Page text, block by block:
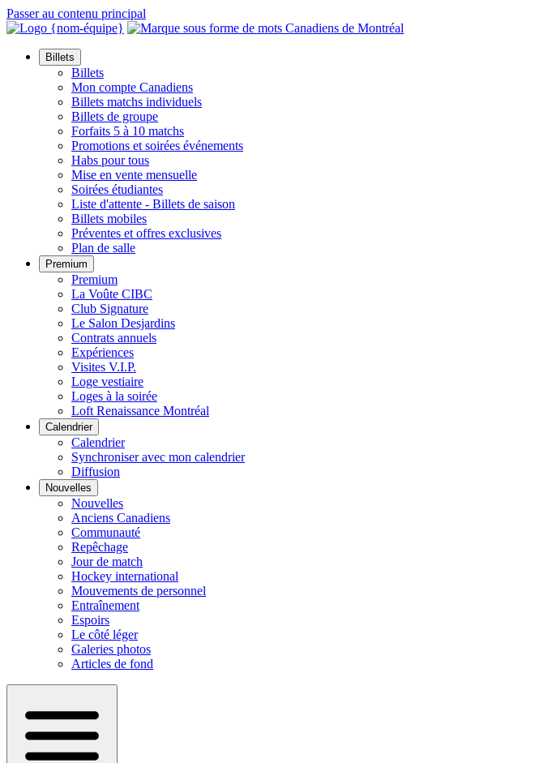
Passer au contenu principal
Billets
Billets
Mon compte Canadiens
Billets matchs individuels
Billets de groupe
Forfaits 5 à 10 matchs
Promotions et soirées événements
Habs pour tous
Mise en vente mensuelle
Soirées étudiantes
Liste d'attente - Billets de saison
Billets mobiles
Préventes et offres exclusives
Plan de salle
Premium
Premium
La Voûte CIBC
Club Signature
Le Salon Desjardins
Contrats annuels
Expériences
Visites V.I.P.
Loge vestiaire
Loges à la soirée
Loft Renaissance Montréal
Calendrier
Calendrier
Synchroniser avec mon calendrier
Diffusion
Nouvelles
Nouvelles
Anciens Canadiens
Communauté
Repêchage
Jour de match
Hockey international
Mouvements de personnel
Entraînement
Espoirs
Le côté léger
Galeries photos
Articles de fond